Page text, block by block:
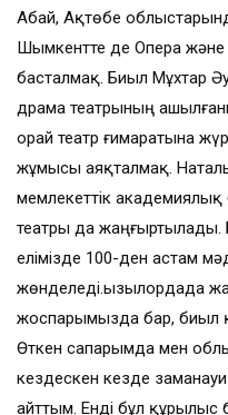
Абай, Ақтөбе
Шымкентте де Опера
басталмақ. Биыл Мұхтар
драма театрының
орай театр ғимаратына
жұмысы аяқталмақ.
мемлекеттік академиялық
театры да жаңғыртылады.
елімізде 100-ден астам
жөнделеді.Қызылордада
жоспарымызда бар, биыл
Өткен сапарымда мен
кездескен кезде
айттым. Енді бұл құрылыс